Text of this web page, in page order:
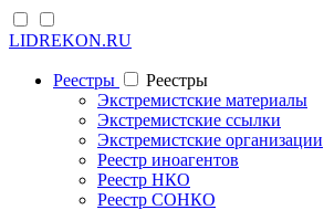
LIDREKON.RU
Реестры
Реестры
Экстремистские материалы
Экстремистские ссылки
Экстремистские организации
Реестр иноагентов
Реестр НКО
Реестр СОНКО